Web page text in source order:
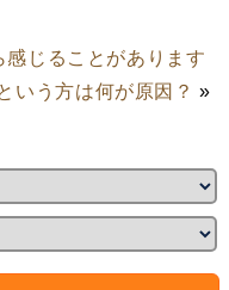
じることがあります
いう方は何が原因？ »